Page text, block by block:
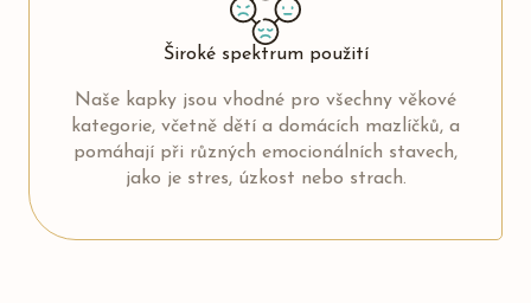
Široké spektrum použití
Naše kapky jsou vhodné pro všechny věkové
kategorie, včetně dětí a domácích mazlíčků, a
pomáhají při různých emocionálních stavech,
jako je stres, úzkost nebo strach.